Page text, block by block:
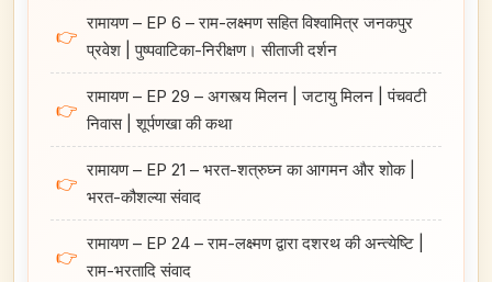
👉
रामायण – EP 6 – राम-लक्ष्मण सहित विश्वामित्र जनकपुर
प्रवेश | पुष्पवाटिका-निरीक्षण। सीताजी दर्शन
👉
रामायण – EP 29 – अगस्त्य मिलन | जटायु मिलन | पंचवटी
निवास | शूर्पणखा की कथा
👉
रामायण – EP 21 – भरत-शत्रुघ्न का आगमन और शोक |
भरत-कौशल्या संवाद
👉
रामायण – EP 24 – राम-लक्ष्मण द्वारा दशरथ की अन्त्येष्टि |
राम-भरतादि संवाद